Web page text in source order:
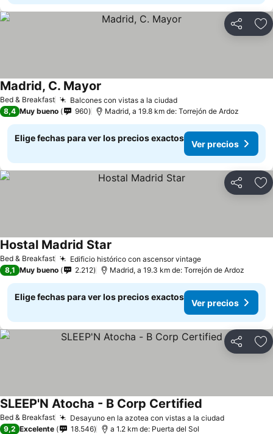
Compartir
Bed & Breakfast Balcones con vistas a la ciudadVer precios
Madrid, C. Mayor
8,4 Muy bueno 960 Madrid, a 19.8 km de: Torrejón de Ardoz
Elige fechas para ver los precios exactos
Ver precios
Compartir
Bed & Breakfast Edificio histórico con ascensor vintageVer precios
Hostal Madrid Star
8,1 Muy bueno 2.212 Madrid, a 19.3 km de: Torrejón de Ardoz
Elige fechas para ver los precios exactos
Ver precios
Compartir
Bed & Breakfast Desayuno en la azotea con vistas a la ciudadVer
SLEEP'N Atocha - B Corp Certified
9,2 Excelente 18.546 a 1.2 km de: Puerta del Sol